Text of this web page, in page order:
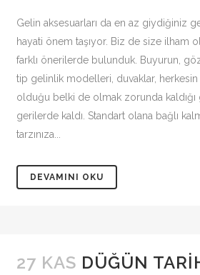
Gelin aksesuarları da en az giydiğiniz
hayati önem taşıyor. Biz de size ilham
farklı önerilerde bulunduk. Buyurun, göz
tip gelinlik modelleri, duvaklar, herkesin
olduğu belki de olmak zorunda kaldığı
gerilerde kaldı. Standart olana bağlı
tarzınıza...
DEVAMINI OKU
27 KAS DÜĞÜN